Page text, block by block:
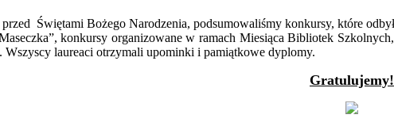
Świętami Bożego Narodzenia, podsumowaliśmy konkursy, które
konkursy organizowane w ramach Miesiąca Bibliotek
Wszyscy laureaci otrzymali upominki i pamiątkowe dyplomy.
Gratulujemy!